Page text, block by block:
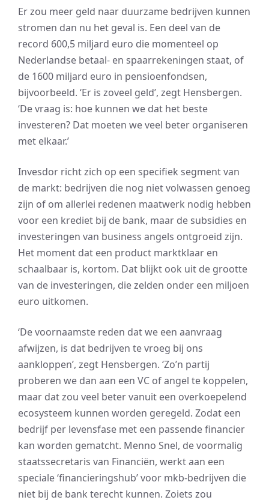
Er zou meer geld naar duurzame bedrijven kunnen
stromen dan nu het geval is. Een deel van de
record 600,5 miljard euro die momenteel op
Nederlandse betaal- en spaarrekeningen staat, of
de 1600 miljard euro in pensioenfondsen,
bijvoorbeeld. ‘Er is zoveel geld’, zegt Hensbergen.
‘De vraag is: hoe kunnen we dat het beste
investeren? Dat moeten we veel beter organiseren
met elkaar.’
Invesdor richt zich op een specifiek segment van
de markt: bedrijven die nog niet volwassen genoeg
zijn of om allerlei redenen maatwerk nodig hebben
voor een krediet bij de bank, maar de subsidies en
investeringen van business angels ontgroeid zijn.
Het moment dat een product marktklaar en
schaalbaar is, kortom. Dat blijkt ook uit de grootte
van de investeringen, die zelden onder een miljoen
euro uitkomen.
‘De voornaamste reden dat we een aanvraag
afwijzen, is dat bedrijven te vroeg bij ons
aankloppen’, zegt Hensbergen. ‘Zo’n partij
proberen we dan aan een VC of angel te koppelen,
maar dat zou veel beter vanuit een overkoepelend
ecosysteem kunnen worden geregeld. Zodat een
bedrijf per levensfase met een passende financier
kan worden gematcht. Menno Snel, de voormalig
staatssecretaris van Financiën, werkt aan een
speciale ‘financieringshub’ voor mkb-bedrijven die
niet bij de bank terecht kunnen. Zoiets zou